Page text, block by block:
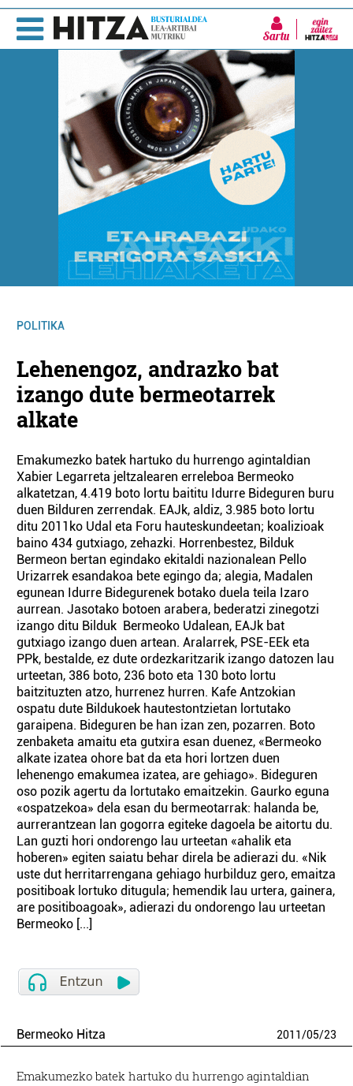
Sartu
POLITIKA
Lehenengoz, andrazko bat
izango dute bermeotarrek
alkate
Emakumezko batek hartuko du hurrengo agintaldian
Xabier Legarreta jeltzalearen erreleboa Bermeoko
alkatetzan, 4.419 boto lortu baititu Idurre Bideguren buru
duen Bilduren zerrendak. EAJk, aldiz, 3.985 boto lortu
ditu 2011ko Udal eta Foru hauteskundeetan; koalizioak
baino 434 gutxiago, zehazki. Horrenbestez, Bilduk
Bermeon bertan egindako ekitaldi nazionalean Pello
Urizarrek esandakoa bete egingo da; alegia, Madalen
egunean Idurre Bidegurenek botako duela teila Izaro
aurrean. Jasotako botoen arabera, bederatzi zinegotzi
izango ditu Bilduk Bermeoko Udalean, EAJk bat
gutxiago izango duen artean. Aralarrek, PSE-EEk eta
PPk, bestalde, ez dute ordezkaritzarik izango datozen lau
urteetan, 386 boto, 236 boto eta 130 boto lortu
baitzituzten atzo, hurrenez hurren. Kafe Antzokian
ospatu dute Bildukoek hautestontzietan lortutako
garaipena. Bideguren be han izan zen, pozarren. Boto
zenbaketa amaitu eta gutxira esan duenez, «Bermeoko
alkate izatea ohore bat da eta hori lortzen duen
lehenengo emakumea izatea, are gehiago». Bideguren
oso pozik agertu da lortutako emaitzekin. Gaurko eguna
«ospatzekoa» dela esan du bermeotarrak: halanda be,
aurrerantzean lan gogorra egiteke dagoela be aitortu du.
Lan guzti hori ondorengo lau urteetan «ahalik eta
hoberen» egiten saiatu behar direla be adierazi du. «Nik
uste dut herritarrengana gehiago hurbilduz gero, emaitza
positiboak lortuko ditugula; hemendik lau urtera, gainera,
are positiboagoak», adierazi du ondorengo lau urteetan
Bermeoko [...]
Bermeoko Hitza 2011/05/23
Emakumezko batek hartuko du hurrengo agintaldian